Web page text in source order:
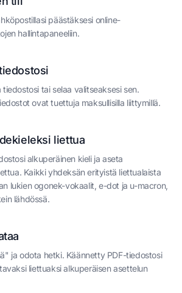
päästäksesi online-
hallintapaneeliin.
tai selaa valitseaksesi sen.
ovat tuettuja maksullisilla liittymillä.
liettua
alkuperäinen kieli ja aseta
Kaikki yhdeksän erityistä liettualaista
lukien ogonek-vokaalit, e-dot ja u-macron,
lähdössä.
ja odota hetki. Käännetty PDF-tiedostosi
liettuaksi alkuperäisen asettelun